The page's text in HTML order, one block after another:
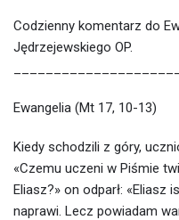
Codzienny komentarz do
Jędrzejewskiego OP.
Ewangelia (Mt 17, 10-13)
Kiedy schodzili z góry,
«Czemu uczeni w Piśmie
Eliasz?» on odparł: «Eliasz
naprawi. Lecz powiadam